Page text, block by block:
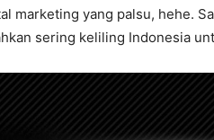
marketing yang palsu, hehe.
sering keliling Indonesia